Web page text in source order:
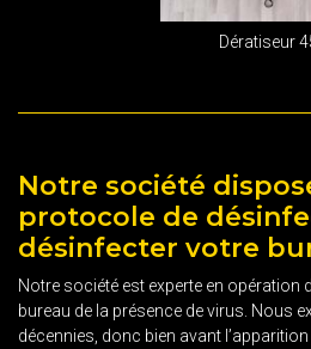
Dératiseur
Notre société
protocole de
désinfecter votre
Notre société est experte en opération
bureau de la présence de virus. Nous
décennies, donc bien avant